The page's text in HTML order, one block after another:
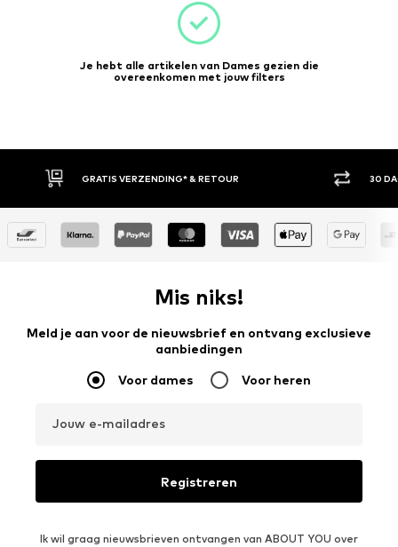
Je hebt alle artikelen van Dames gezien die
overeenkomen met jouw filters
GRATIS VERZENDING* & RETOUR 30
Mis niks!
Meld je aan voor de nieuwsbrief en ontvang exclusieve
aanbiedingen
Voor dames Voor heren
Jouw e-mailadres
Registreren
Ik wil graag nieuwsbrieven ontvangen van ABOUT YOU over